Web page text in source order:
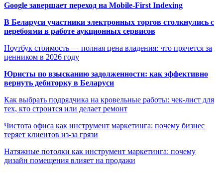
Google завершает переход на Mobile-First Indexing
В Беларуси участники электронных торгов столкнулись с
перебоями в работе аукционных сервисов
Ноутбук стоимость — полная цена владения: что прячется за
ценником в 2026 году
Юристы по взысканию задолженности: как эффективно
вернуть дебиторку в Беларуси
Как выбрать подрядчика на кровельные работы: чек-лист для
тех, кто строится или делает ремонт
Чистота офиса как инструмент маркетинга: почему бизнес
теряет клиентов из-за грязи
Натяжные потолки как инструмент маркетинга: почему
дизайн помещения влияет на продажи